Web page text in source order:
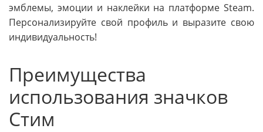
эмблемы, эмоции и наклейки на платформе Steam.
Персонализируйте свой профиль и выразите свою
индивидуальность!
Преимущества
использования значков
Стим